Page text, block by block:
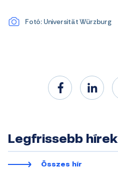
Fotó: Universität Würzburg
Legfrissebb hírek
Összes hír